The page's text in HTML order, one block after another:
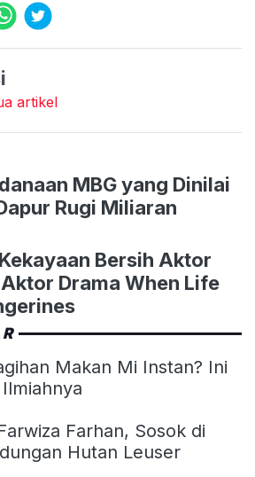
artikel
MBG yang Dinilai
Rugi Miliaran
Bersih Aktor
Drama When Life
Makan Mi Instan? Ini
Farhan, Sosok di
Hutan Leuser